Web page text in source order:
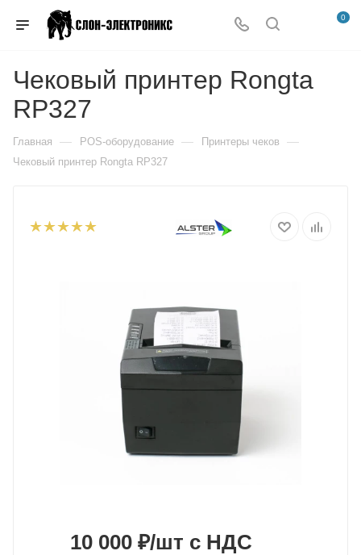
0
Чековый принтер Rongta
RP327
Главная — POS-оборудование — Принтеры чеков —
Чековый принтер Rongta RP327
10 000 ₽/шт с НДС